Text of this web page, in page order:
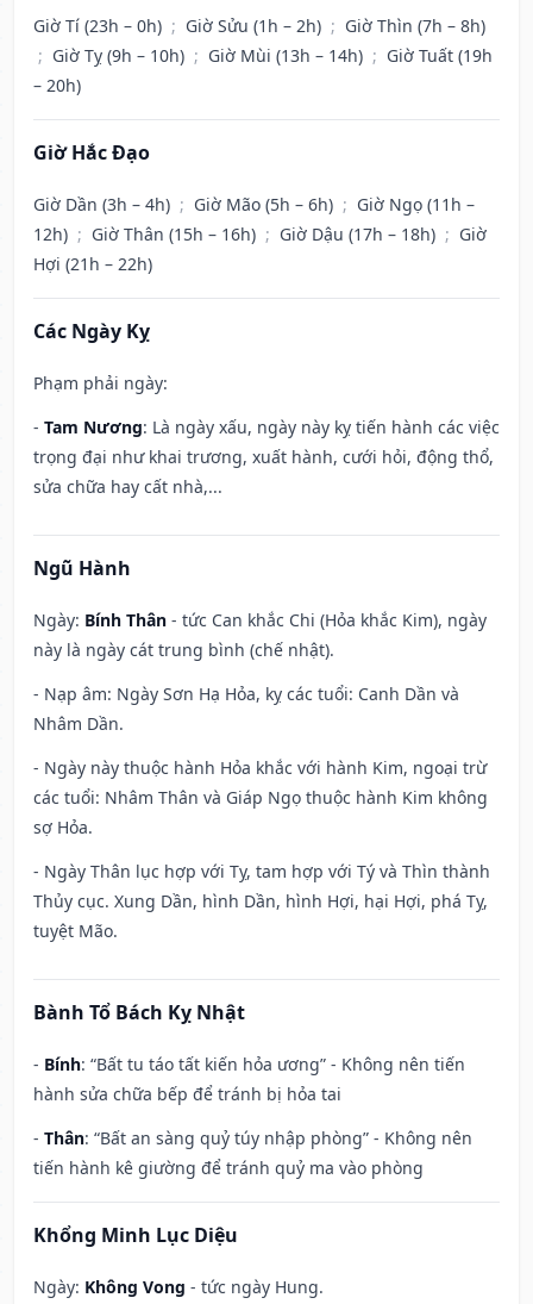
Giờ Tí (23h – 0h) ; Giờ Sửu (1h – 2h) ; Giờ Thìn (7h – 8h)
; Giờ Tỵ (9h – 10h) ; Giờ Mùi (13h – 14h) ; Giờ Tuất (19h
– 20h)
Giờ Hắc Đạo
Giờ Dần (3h – 4h) ; Giờ Mão (5h – 6h) ; Giờ Ngọ (11h –
12h) ; Giờ Thân (15h – 16h) ; Giờ Dậu (17h – 18h) ; Giờ
Hợi (21h – 22h)
Các Ngày Kỵ
Phạm phải ngày:
- Tam Nương: Là ngày xấu, ngày này kỵ tiến hành các việc
trọng đại như khai trương, xuất hành, cưới hỏi, động thổ,
sửa chữa hay cất nhà,...
Ngũ Hành
Ngày: Bính Thân - tức Can khắc Chi (Hỏa khắc Kim), ngày
này là ngày cát trung bình (chế nhật).
- Nạp âm: Ngày Sơn Hạ Hỏa, kỵ các tuổi: Canh Dần và
Nhâm Dần.
- Ngày này thuộc hành Hỏa khắc với hành Kim, ngoại trừ
các tuổi: Nhâm Thân và Giáp Ngọ thuộc hành Kim không
sợ Hỏa.
- Ngày Thân lục hợp với Tỵ, tam hợp với Tý và Thìn thành
Thủy cục. Xung Dần, hình Dần, hình Hợi, hại Hợi, phá Tỵ,
tuyệt Mão.
Bành Tổ Bách Kỵ Nhật
- Bính: “Bất tu táo tất kiến hỏa ương” - Không nên tiến
hành sửa chữa bếp để tránh bị hỏa tai
- Thân: “Bất an sàng quỷ túy nhập phòng” - Không nên
tiến hành kê giường để tránh quỷ ma vào phòng
Khổng Minh Lục Diệu
Ngày: Không Vong - tức ngày Hung.